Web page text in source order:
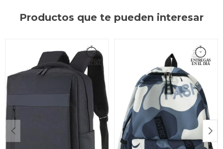
Productos que te pueden interesar